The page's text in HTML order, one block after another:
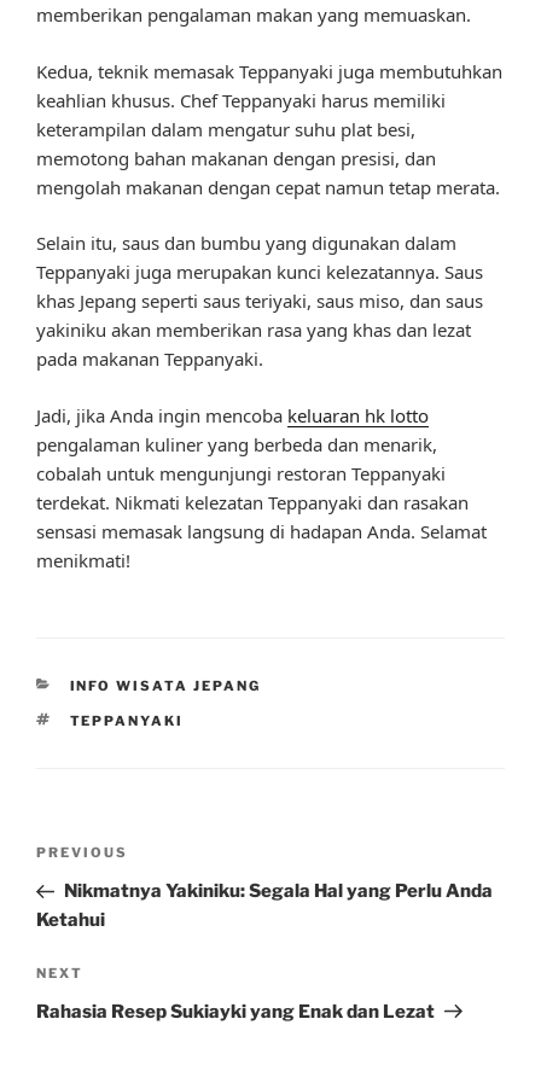
memberikan pengalaman makan yang memuaskan.
Kedua, teknik memasak Teppanyaki juga membutuhkan
keahlian khusus. Chef Teppanyaki harus memiliki
keterampilan dalam mengatur suhu plat besi,
memotong bahan makanan dengan presisi, dan
mengolah makanan dengan cepat namun tetap merata.
Selain itu, saus dan bumbu yang digunakan dalam
Teppanyaki juga merupakan kunci kelezatannya. Saus
khas Jepang seperti saus teriyaki, saus miso, dan saus
yakiniku akan memberikan rasa yang khas dan lezat
pada makanan Teppanyaki.
Jadi, jika Anda ingin mencoba keluaran hk lotto
pengalaman kuliner yang berbeda dan menarik,
cobalah untuk mengunjungi restoran Teppanyaki
terdekat. Nikmati kelezatan Teppanyaki dan rasakan
sensasi memasak langsung di hadapan Anda. Selamat
menikmati!
CATEGORIES
INFO WISATA JEPANG
TAGS
TEPPANYAKI
Previous
Post
PREVIOUS
Nikmatnya Yakiniku: Segala Hal yang Perlu Anda
Ketahui
Next
Post
NEXT
Rahasia Resep Sukiayki yang Enak dan Lezat